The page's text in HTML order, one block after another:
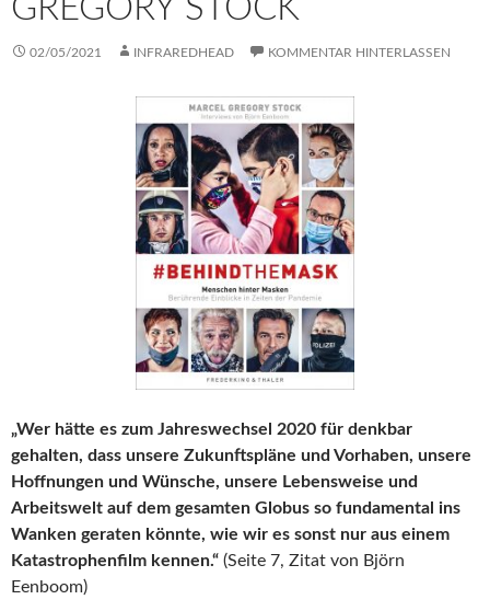
GREGORY STOCK
02/05/2021 INFRAREDHEAD KOMMENTAR HINTERLASSEN
„Wer hätte es zum Jahreswechsel 2020 für denkbar
gehalten, dass unsere Zukunftspläne und Vorhaben, unsere
Hoffnungen und Wünsche, unsere Lebensweise und
Arbeitswelt auf dem gesamten Globus so fundamental ins
Wanken geraten könnte, wie wir es sonst nur aus einem
Katastrophenfilm kennen.“ (Seite 7, Zitat von Björn
Eenboom)